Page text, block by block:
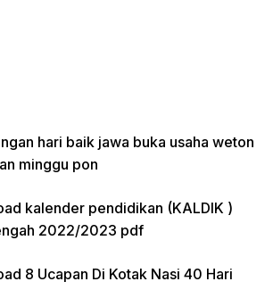
hari baik jawa buka usaha weton
minggu pon
kalender pendidikan (KALDIK )
2022/2023 pdf
8 Ucapan Di Kotak Nasi 40 Hari